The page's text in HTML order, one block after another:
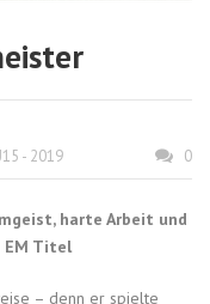
- 2019 0
harte Arbeit und
EM Titel
– denn er spielte